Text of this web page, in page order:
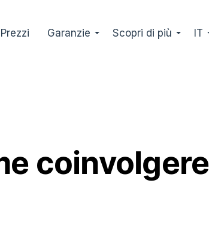
Prezzi Garanzie Scopri di più IT
coinvolgere